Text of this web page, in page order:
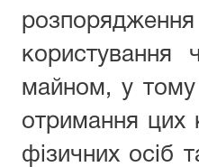
користування
майном, у тому
отримання цих
фізичних осіб